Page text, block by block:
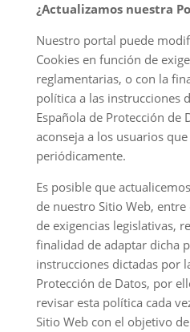
¿Actualizamos nuestra
Nuestro portal puede
Cookies en función de
reglamentarias, o con la
política a las instrucciones
Española de Protección de
aconseja a los usuarios
periódicamente.
Es posible que
de nuestro Sitio Web,
de exigencias legislativas,
finalidad de adaptar dicha
instrucciones dictadas por
Protección de Datos, por
revisar esta política cada
Sitio Web con el objetivo